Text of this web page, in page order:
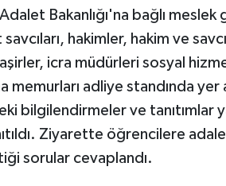
Bakanlığı'na bağlı meslek
hakimler, hakim ve
icra müdürleri sosyal
memurları adliye standında yer
bilgilendirmeler ve tanıtımlar
Ziyarette öğrencilere
sorular cevaplandı.